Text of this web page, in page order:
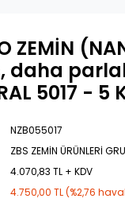
ZEMİN
daha
5017 - 5
NZB055017
ZBS ZEMİN ÜRÜNLERİ
4.070,83 TL + KDV
4.750,00 TL (%2,76